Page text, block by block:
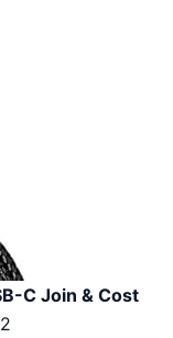
C Join & Cost